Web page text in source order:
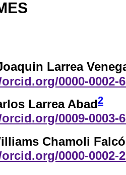
Larrea
0000-0002-
Larrea Abad2
0009-0003-
Chamoli
0000-0002-